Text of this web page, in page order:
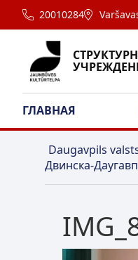
20010284
ГЛАВНАЯ
Daugavpils
Двинска-